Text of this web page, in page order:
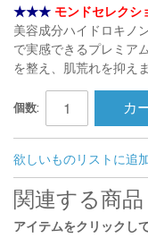
★★★ モンドセレクシ
美容成分ハイドロキノ
で実感できるプレミア
を整え、肌荒れを抑えま
個数: カ
欲しいものリストに追
関連する商品
アイテムをクリックし